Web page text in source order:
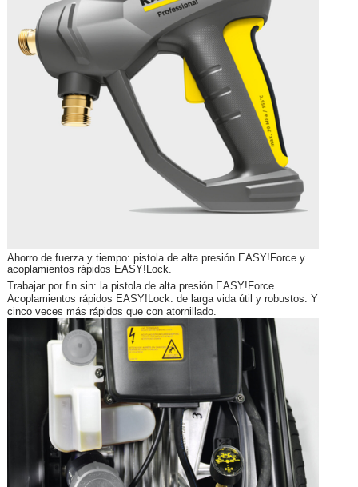
Ahorro de fuerza y tiempo: pistola de alta presión EASY!Force y
acoplamientos rápidos EASY!Lock.
Trabajar por fin sin: la pistola de alta presión EASY!Force.
Acoplamientos rápidos EASY!Lock: de larga vida útil y robustos. Y
cinco veces más rápidos que con atornillado.